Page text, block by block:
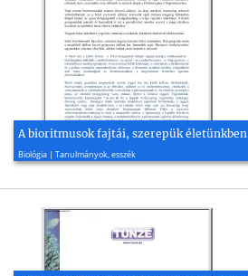
A bioritmusok fajtái, szerepük életünkben
Biológia | Tanulmányok, esszék
2006, 3 oldal